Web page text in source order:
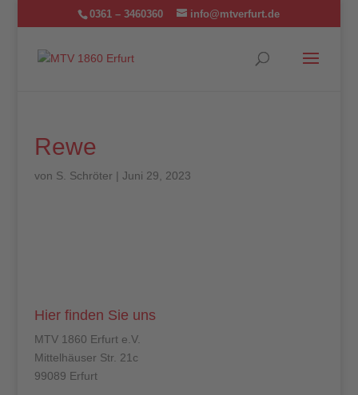
0361 – 3460360 info@mtverfurt.de
Rewe
von S. Schröter | Juni 29, 2023
Hier finden Sie uns
MTV 1860 Erfurt e.V.
Mittelhäuser Str. 21c
99089 Erfurt